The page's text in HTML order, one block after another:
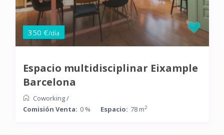
350 €/día
Espacio multidisciplinar Eixample
Barcelona
Coworking/
Comisión Venta: 0 % Espacio: 78 m2